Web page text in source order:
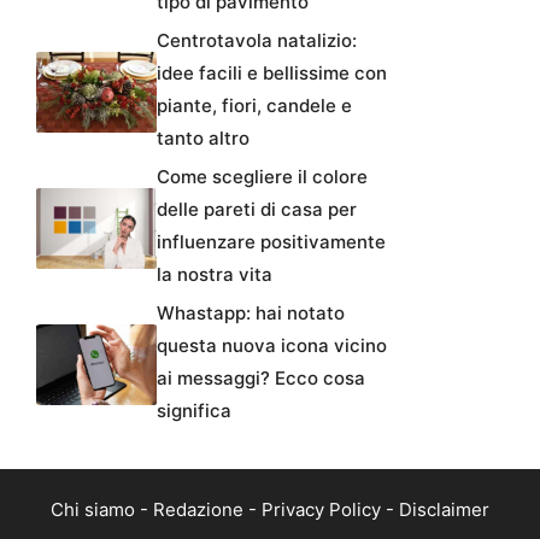
Centrotavola natalizio:
idee facili e bellissime con
piante, fiori, candele e
tanto altro
Come scegliere il colore
delle pareti di casa per
influenzare positivamente
la nostra vita
Whastapp: hai notato
questa nuova icona vicino
ai messaggi? Ecco cosa
significa
Chi siamo - Redazione - Privacy Policy - Disclaimer